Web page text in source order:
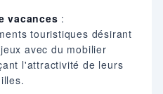
vacances :
touristiques désirant
avec du mobilier
l'attractivité de leurs